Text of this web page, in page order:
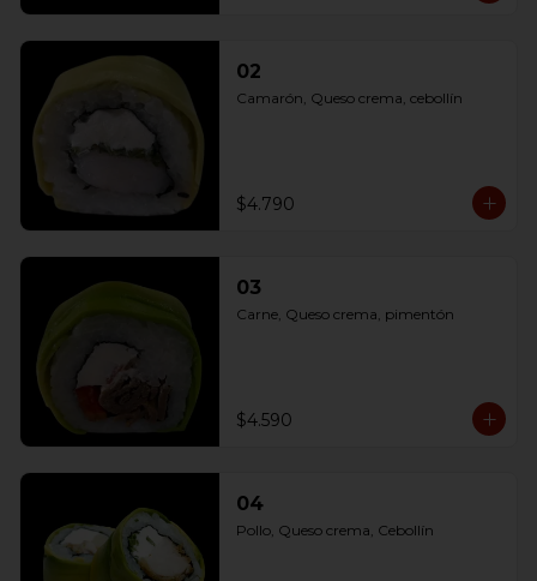
02
Camarón, Queso crema, cebollín
$4.790
03
Carne, Queso crema, pimentón
$4.590
04
Pollo, Queso crema, Cebollín